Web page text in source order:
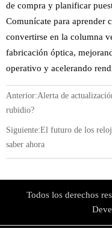
de compra y planificar
Comunícate para aprender
convertirse en la columna
fabricación óptica,
operativo y acelerando
Anterior:Alerta de
rubidio?
Siguiente:El futuro de los
saber ahora
Todos los derechos